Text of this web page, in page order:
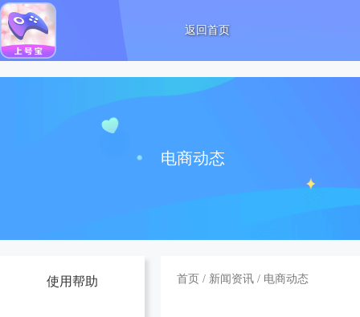
返回首页
电商动态
使用帮助 首页 / 新闻资讯 / 电商动态